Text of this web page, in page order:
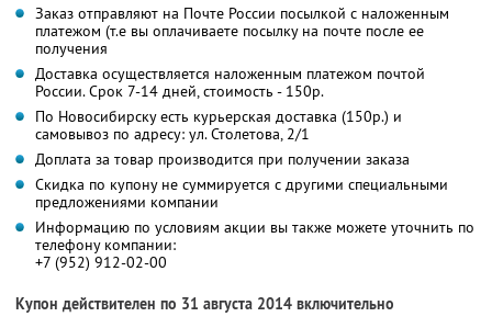
Заказ отправляют на Почте России посылкой с наложенным
платежом (т.е вы оплачиваете посылку на почте после ее
получения
Доставка осуществляется наложенным платежом почтой
России. Срок 7-14 дней, стоимость - 150р.
По Новосибирску есть курьерская доставка (150р.) и
самовывоз по адресу: ул. Столетова, 2/1
Доплата за товар производится при получении заказа
Скидка по купону не суммируется с другими специальными
предложениями компании
Информацию по условиям акции вы также можете уточнить по
телефону компании:
+7 (952) 912-02-00
Купон действителен по 31 августа 2014 включительно